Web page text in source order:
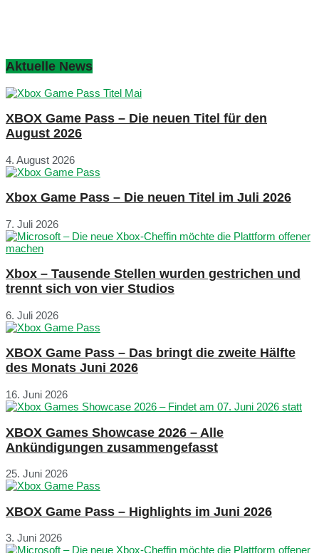
Aktuelle News
XBOX Game Pass – Die neuen Titel für den
August 2026
4. August 2026
Xbox Game Pass – Die neuen Titel im Juli 2026
7. Juli 2026
Xbox – Tausende Stellen wurden gestrichen und
trennt sich von vier Studios
6. Juli 2026
XBOX Game Pass – Das bringt die zweite Hälfte
des Monats Juni 2026
16. Juni 2026
XBOX Games Showcase 2026 – Alle
Ankündigungen zusammengefasst
25. Juni 2026
XBOX Game Pass – Highlights im Juni 2026
3. Juni 2026